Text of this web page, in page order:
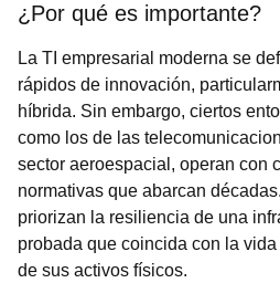
¿Por qué es importante?
La TI empresarial moderna se
rápidos de innovación,
híbrida. Sin embargo, ciertos
como los de las
sector aeroespacial, operan con
normativas que abarcan
priorizan la resiliencia de una
probada que coincida con la
de sus activos físicos.